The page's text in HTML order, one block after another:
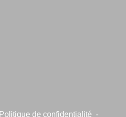
Politique de confidentialité -